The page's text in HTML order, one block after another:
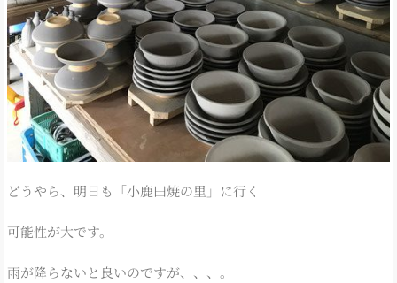
どうやら、明日も「小鹿田焼の里」に行く
可能性が大です。
雨が降らないと良いのですが、、、。